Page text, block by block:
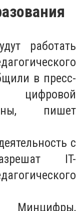
работать
в пресс-
цифровой
пишет
с
IT-